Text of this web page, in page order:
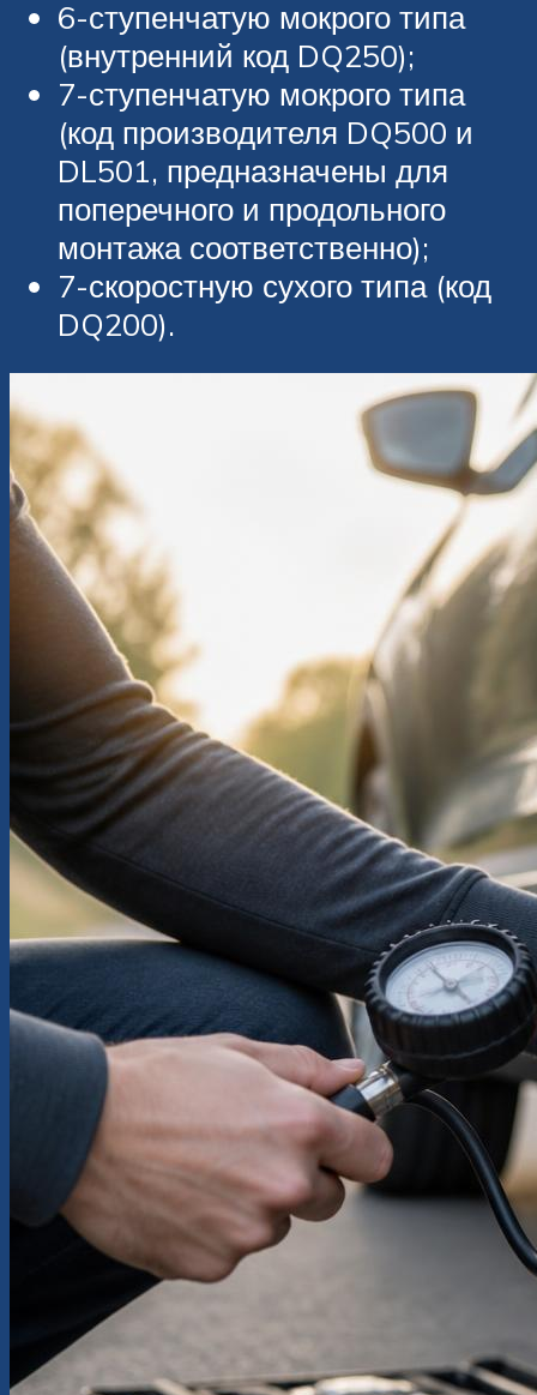
6-ступенчатую мокрого типа
(внутренний код DQ250);
7-ступенчатую мокрого типа
(код производителя DQ500 и
DL501, предназначены для
поперечного и продольного
монтажа соответственно);
7-скоростную сухого типа (код
DQ200).